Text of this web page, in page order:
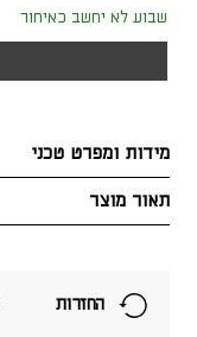
שבוע לא יחשב כאיחור
תאור מוצר
מידות ומפרט טכני
החזרות